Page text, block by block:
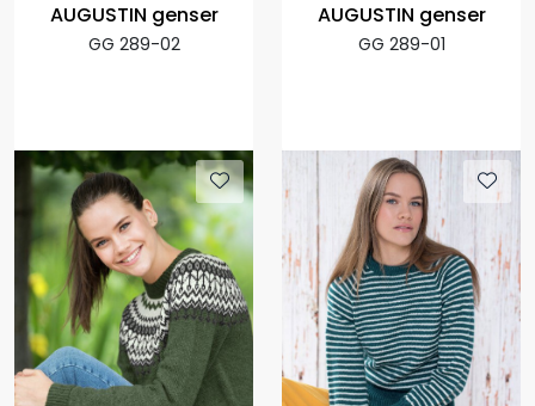
AUGUSTIN genser
GG 289-02
AUGUSTIN genser
GG 289-01